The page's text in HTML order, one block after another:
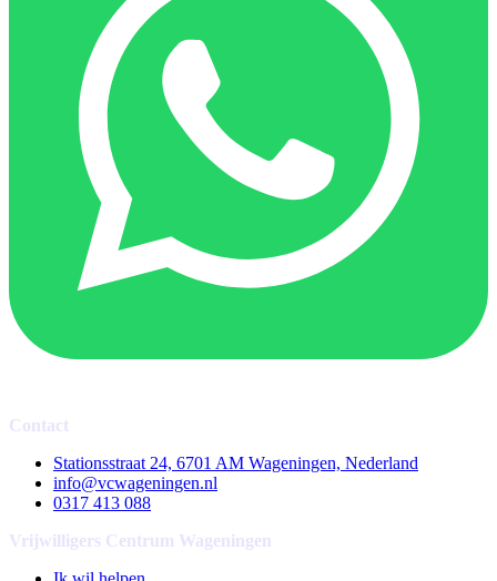
Contact
Stationsstraat 24, 6701 AM Wageningen, Nederland
info@vcwageningen.nl
0317 413 088
Vrijwilligers Centrum Wageningen